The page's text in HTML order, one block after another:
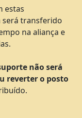
estas
será transferido
na aliança e
não será
reverter o posto